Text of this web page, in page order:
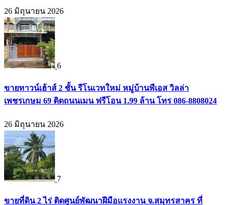
26 มิถุนายน 2026
6
ขายทาวน์เฮ้าส์ 2 ชั้น รีโนเวทใหม่ หมู่บ้านพีเอส วิลล่า
เพชรเกษม 69 ติดถนนเมน ฟรีโอน 1.99 ล้าน โทร 086-8808024
26 มิถุนายน 2026
7
ขายที่ดิน 2 ไร่ ติดศูนย์พัฒนาฝีมือแรงงาน จ.สมุทรสาคร ที่